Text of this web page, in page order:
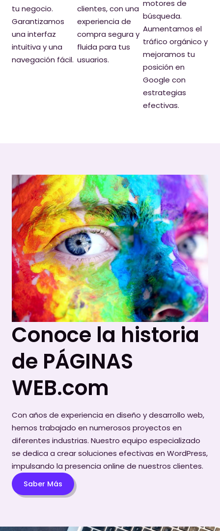
tu negocio.
Garantizamos
una interfaz
intuitiva y una
navegación fácil.
clientes, con una
experiencia de
compra segura y
fluida para tus
usuarios.
motores de
búsqueda.
Aumentamos el
tráfico orgánico y
mejoramos tu
posición en
Google con
estrategias
efectivas.
Conoce la historia
de PÁGINAS
WEB.com
Con años de experiencia en diseño y desarrollo web,
hemos trabajado en numerosos proyectos en
diferentes industrias. Nuestro equipo especializado
se dedica a crear soluciones efectivas en WordPress,
impulsando la presencia online de nuestros clientes.
Saber Más